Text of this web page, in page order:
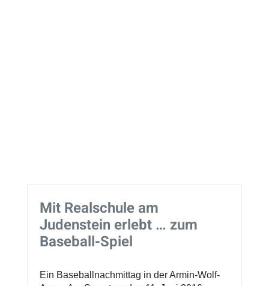
Mit Realschule am
Judenstein erlebt … zum
Baseball-Spiel
Ein Baseballnachmittag in der Armin-Wolf-